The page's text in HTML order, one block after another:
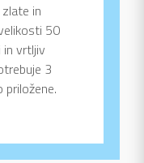
in
50
in vrtljiv
3
priložene.